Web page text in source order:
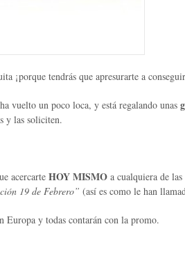
¡porque tendrás que apresurarte a
vuelto un poco loca, y está regalando unas
y las soliciten.
acercarte HOY MISMO a cualquiera de
19 de Febrero” (así es como le han
Europa y todas contarán con la promo.